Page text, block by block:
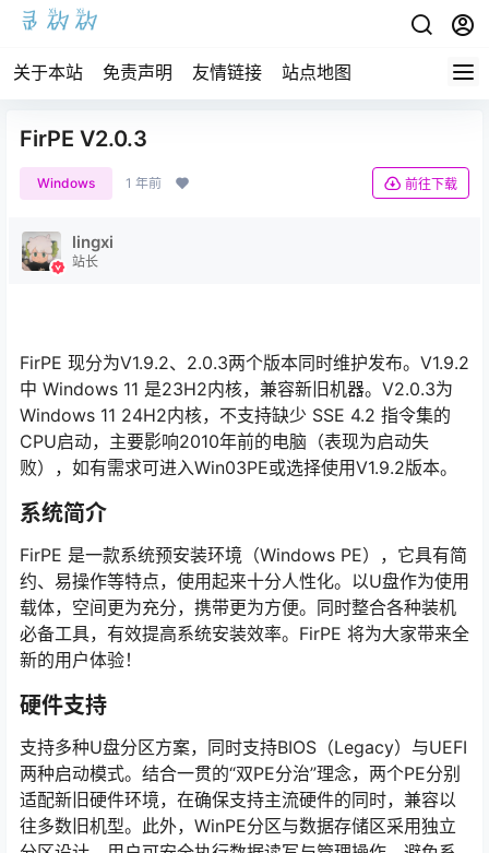
关于本站 免责声明 友情链接 站点地图
FirPE V2.0.3
Windows 1 年前 前往下载
lingxi
站长
FirPE 现分为V1.9.2、2.0.3两个版本同时维护发布。V1.9.2
中 Windows 11 是23H2内核，兼容新旧机器。V2.0.3为
Windows 11 24H2内核，不支持缺少 SSE 4.2 指令集的
CPU启动，主要影响2010年前的电脑（表现为启动失
败），如有需求可进入Win03PE或选择使用V1.9.2版本。
系统简介
FirPE 是一款系统预安装环境（Windows PE），它具有简
约、易操作等特点，使用起来十分人性化。以U盘作为使用
载体，空间更为充分，携带更为方便。同时整合各种装机
必备工具，有效提高系统安装效率。FirPE 将为大家带来全
新的用户体验！
硬件支持
支持多种U盘分区方案，同时支持BIOS（Legacy）与UEFI
两种启动模式。结合一贯的“双PE分治”理念，两个PE分别
适配新旧硬件环境，在确保支持主流硬件的同时，兼容以
往多数旧机型。此外，WinPE分区与数据存储区采用独立